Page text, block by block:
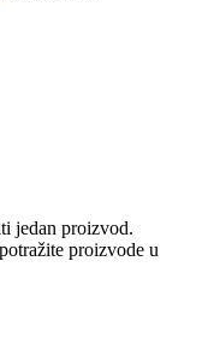
jedan proizvod.
proizvode u